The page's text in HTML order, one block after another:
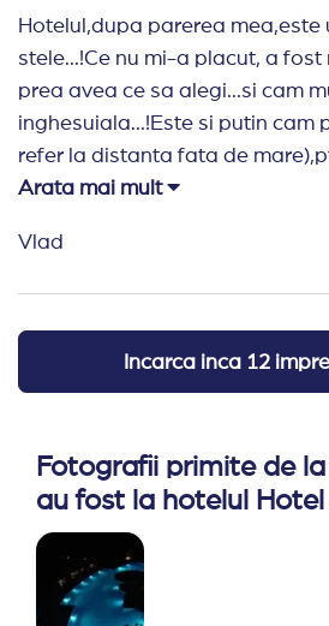
Hotelul,dupa parerea mea,este
stele...!Ce nu mi-a placut, a
prea avea ce sa alegi...si cam
inghesuiala...!Este si putin cam
refer la distanta fata de
trepti de coborat...dar cam asa
celor de la Travel Planner...si ii
Arata mai mult
Vlad
Incarca inca 12
Fotografii primite de
au fost la hotelul